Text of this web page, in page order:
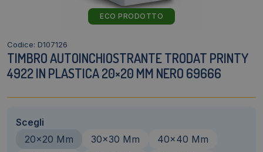
ECO PRODOTTO
Codice: D107126
TIMBRO AUTOINCHIOSTRANTE TRODAT PRINTY
4922 IN PLASTICA 20×20 MM NERO 69666
Scegli
20x20 Mm
30x30 Mm
40x40 Mm